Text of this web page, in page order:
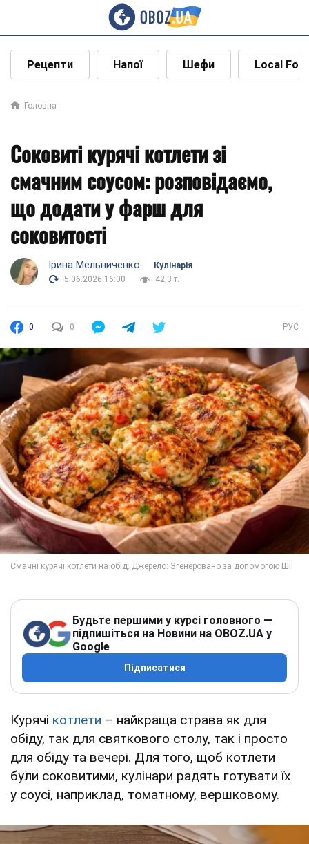
Рецепти Напої Шефи Local
Головна
Соковиті курячі котлети зі
смачним соусом: розповідаємо,
що додати у фарш для
соковитості
Ірина Мельниченко
Кулінарія
5.06.2026 16:00
42,3 т.
0 0 РУС
Будьте першими у курсі головного —
підпишіться на Новини на OBOZ.UA у
Google
Підписатися
Курячі котлети – найкраща страва як для
обіду, так для святкового столу, так і просто
для обіду та вечері. Для того, щоб котлети
були соковитими, кулінари радять готувати їх
у соусі, наприклад, томатному, вершковому.